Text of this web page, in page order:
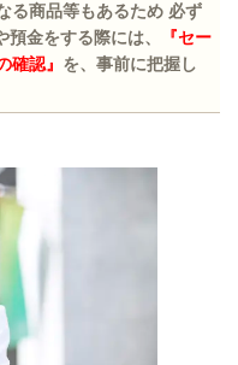
る商品等もあるため 必ず
預金をする際には、
『セー
確認』 を、事前に把握し